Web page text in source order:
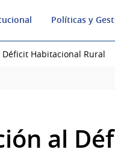
Políticas y
Habitacional Rural
al